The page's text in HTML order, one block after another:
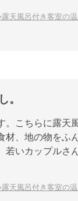
天風呂付き客室の温
。
こちらに露天
、地の物をふ
いカップルさ
天風呂付き客室の温